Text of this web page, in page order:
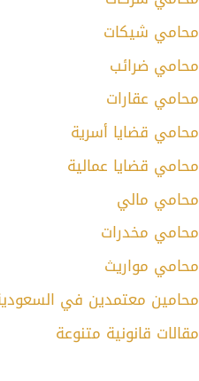
محامي شيكات
محامي ضرائب
محامي عقارات
محامي قضايا أسرية
محامي قضايا عمالية
محامي مالي
محامي مخدرات
محامي مواريث
محامين معتمدين في
مقالات قانونية متنوعة